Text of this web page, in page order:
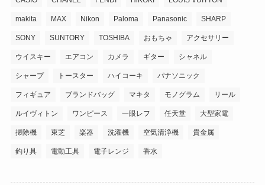
makita MAX Nikon Paloma Panasonic SHARP
SONY SUNTORY TOSHIBA おもちゃ アクセサリー
ウイスキー エアコン カメラ ギター シャネル
シャープ トースター ハイコーキ パナソニック
フィギュア ブランドバッグ マキタ モノグラム リール
ルイヴィトン ワンピース 一眼レフ 任天堂 大型家電
掃除機 東芝 楽器 洗濯機 空気清浄機 貴金属
釣り具 電動工具 電子レンジ 香水